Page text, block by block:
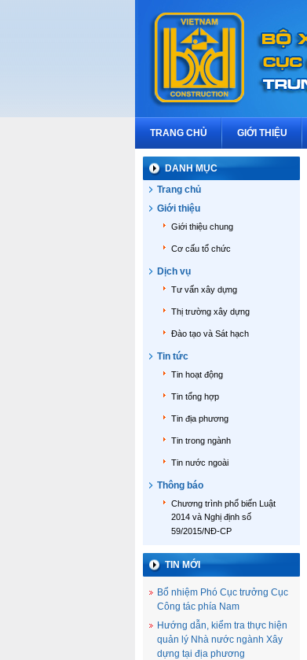
TRANG CHỦ GIỚI THIỆU
DANH MỤC
Trang chủ
Giới thiệu
Giới thiệu chung
Cơ cấu tổ chức
Dịch vụ
Tư vấn xây dựng
Thị trường xây dựng
Đào tạo và Sát hạch
Tin tức
Tin hoạt động
Tin tổng hợp
Tin địa phương
Tin trong ngành
Tin nước ngoài
Thông báo
Chương trình phổ biến Luật
2014 và Nghị định số
59/2015/NĐ-CP
TIN MỚI
Bổ nhiệm Phó Cục trưởng Cục
Công tác phía Nam
Hướng dẫn, kiểm tra thực hiện
quản lý Nhà nước ngành Xây
dựng tại địa phương